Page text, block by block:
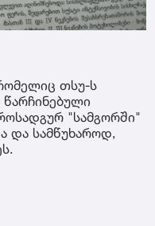
თსუ-ს
"სამგორში"
და სამწუხაროდ,